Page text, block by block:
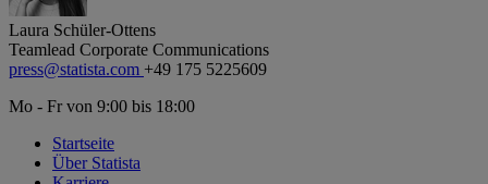
Laura Schüler-Ottens
Teamlead Corporate Communications
press@statista.com +49 175 5225609
Mo - Fr von 9:00 bis 18:00
Startseite
Über Statista